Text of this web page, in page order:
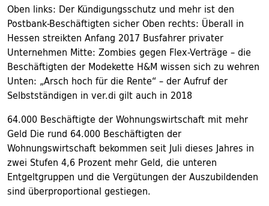
Oben links: Der Kündigungsschutz und mehr ist den
Postbank-Beschäftigten sicher Oben rechts: Überall in
Hessen streikten Anfang 2017 Busfahrer privater
Unternehmen Mitte: Zombies gegen Flex-Verträge – die
Beschäftigten der Modekette H&M wissen sich zu wehren
Unten: „Arsch hoch für die Rente“ – der Aufruf der
Selbstständigen in ver.di gilt auch in 2018
64.000 Beschäftigte der Wohnungswirtschaft mit mehr
Geld Die rund 64.000 Beschäftigten der
Wohnungswirtschaft bekommen seit Juli dieses Jahres in
zwei Stufen 4,6 Prozent mehr Geld, die unteren
Entgeltgruppen und die Vergütungen der Auszubildenden
sind überproportional gestiegen.